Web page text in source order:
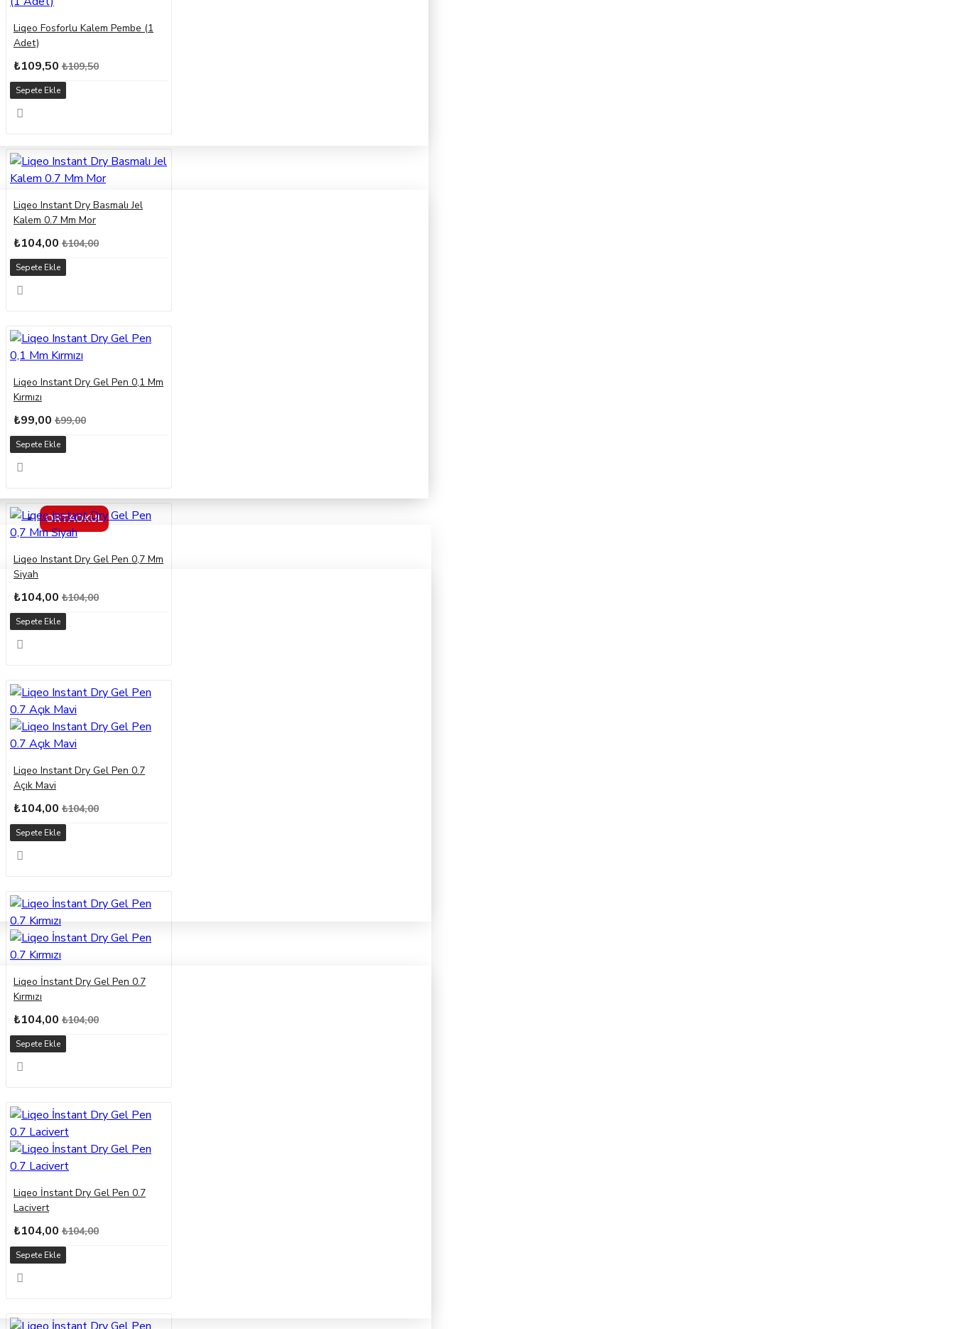
ORTAOKUL
Liqeo Fosforlu Kalem Pembe (1
Adet)
₺109,50 ₺109,50
Sepete Ekle
Liqeo Instant Dry Basmalı Jel
Kalem 0.7 Mm Mor
₺104,00 ₺104,00
Sepete Ekle
Liqeo Instant Dry Gel Pen 0,1 Mm
Kırmızı
₺99,00 ₺99,00
Sepete Ekle
Liqeo Instant Dry Gel Pen 0,7 Mm
Siyah
₺104,00 ₺104,00
Sepete Ekle
Liqeo Instant Dry Gel Pen 0.7
Açık Mavi
₺104,00 ₺104,00
Sepete Ekle
Liqeo İnstant Dry Gel Pen 0.7
Kırmızı
₺104,00 ₺104,00
Sepete Ekle
Liqeo İnstant Dry Gel Pen 0.7
Lacivert
₺104,00 ₺104,00
Sepete Ekle